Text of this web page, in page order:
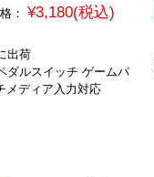
：
¥3,180(税込)
出荷
ダルスイッチ ゲームパ
メディア入力対応